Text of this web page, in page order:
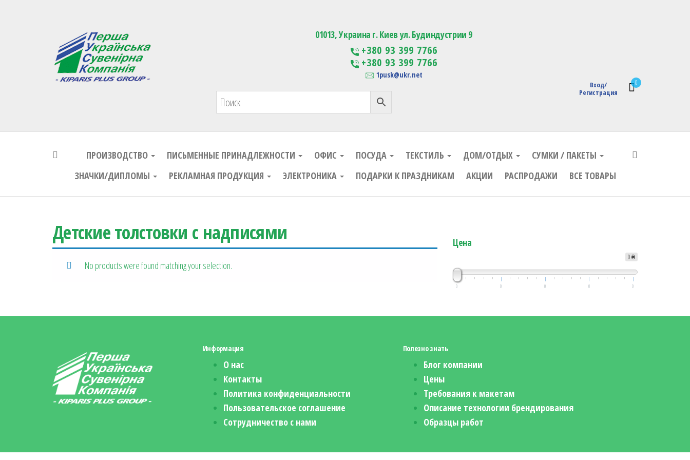
Первая Украинская Сувенирная Компания Изготовление сувенирной продукции с логотипом
0
Вход/
Регистрация
01013, Украина г. Киев ул. Будиндустрии 9
+380 93 399 7766
+380 93 399 7766
1pusk@ukr.net
ПРОИЗВОДСТВО ПИСЬМЕННЫЕ ПРИНАДЛЕЖНОСТИ ОФИС ПОСУДА ТЕКСТИЛЬ ДОМ/ОТДЫХ
СУМКИ / ПАКЕТЫ
ЗНАЧКИ/ДИПЛОМЫ
РЕКЛАМНАЯ ПРОДУКЦИЯ ЭЛЕКТРОНИКА ПОДАРКИ К ПРАЗДНИКАМ АКЦИИ РАСПРОДАЖИ ВСЕ ТОВАРЫ
Детские толстовки с надписями
No products were found matching your selection.
Цена
0 ₴
0 0 0 0 0
Информация
О нас
Контакты
Политика конфиденциальности
Пользовательское соглашение
Сотрудничество с нами
Полезно знать
Блог компании
Цены
Требования к макетам
Описание технологии брендирования
Образцы работ